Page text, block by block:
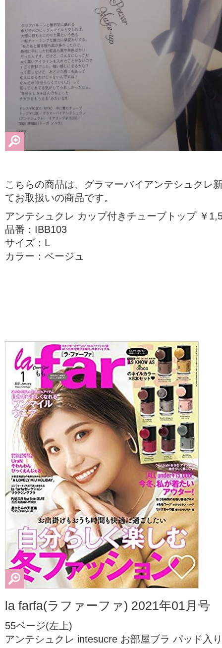
こちらの商品は、グラマーバイアンテシュクレ
てお取扱いの商品です。
アンテシュクレ カップ付きチューブトップ ￥
品番：IBB103
サイズ：L
カラー：ベージュ
la farfa(ラファーファ) 2021年01月号
55ページ(左上)
アンテシュクレ intesucre お部屋ブラ パッド入